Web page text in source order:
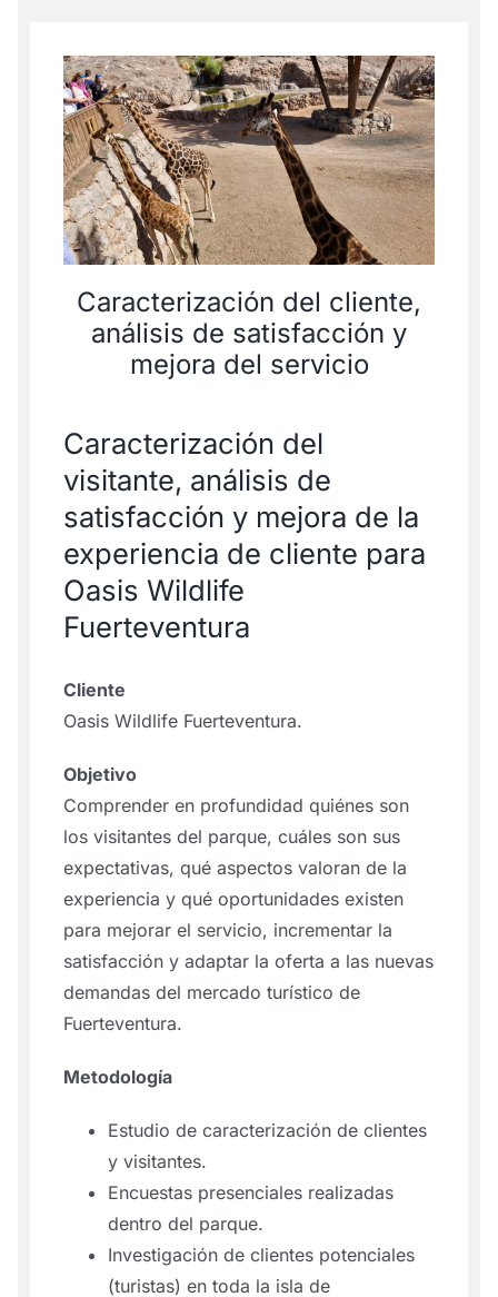
Caracterización del cliente,
análisis de satisfacción y
mejora del servicio
Caracterización del
visitante, análisis de
satisfacción y mejora de la
experiencia de cliente para
Oasis Wildlife
Fuerteventura
Cliente
Oasis Wildlife Fuerteventura.
Objetivo
Comprender en profundidad quiénes son
los visitantes del parque, cuáles son sus
expectativas, qué aspectos valoran de la
experiencia y qué oportunidades existen
para mejorar el servicio, incrementar la
satisfacción y adaptar la oferta a las nuevas
demandas del mercado turístico de
Fuerteventura.
Metodología
Estudio de caracterización de clientes
y visitantes.
Encuestas presenciales realizadas
dentro del parque.
Investigación de clientes potenciales
(turistas) en toda la isla de